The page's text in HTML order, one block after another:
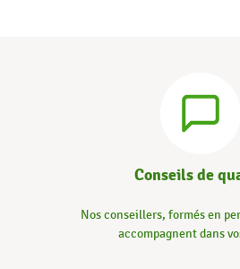
Conseils de
Nos conseillers, formés en
accompagnent dans